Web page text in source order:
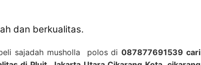
dan berkualitas.
sajadah musholla polos di087877691539 cari